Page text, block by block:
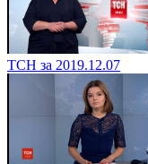
ТСН за 2019.12.07